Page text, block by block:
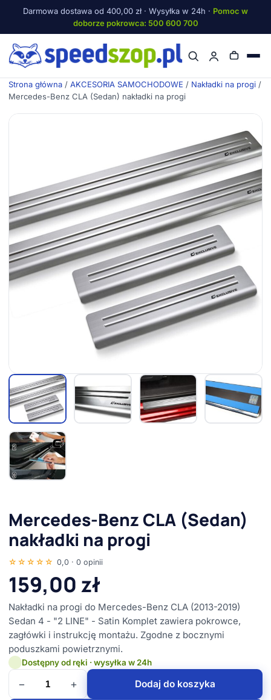
Darmowa dostawa od 400,00 zł · Wysyłka w 24h · Pomoc w
doborze pokrowca: 500 600 700
Menu
Strona główna / AKCESORIA SAMOCHODOWE / Nakładki na progi /
Mercedes-Benz CLA (Sedan) nakładki na progi
Mercedes-Benz CLA (Sedan)
nakładki na progi
☆☆☆☆☆ 0,0 · 0 opinii
159,00zł
Nakładki na progi do Mercedes-Benz CLA (2013-2019)
Sedan 4 - "2 LINE" - Satin Komplet zawiera pokrowce,
zagłówki i instrukcję montażu. Zgodne z bocznymi
poduszkami powietrznymi.
Dostępny od ręki · wysyłka w 24h
− + Dodaj do koszyka